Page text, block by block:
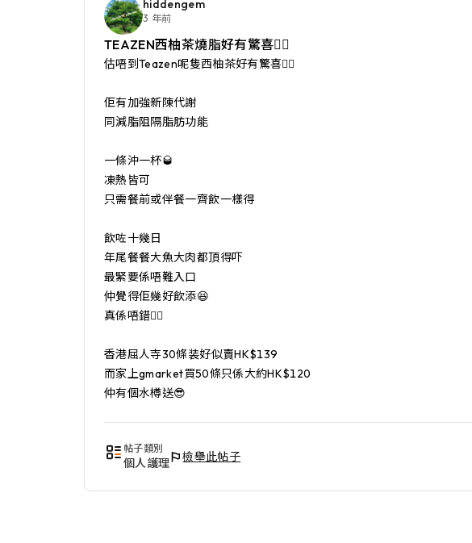
hiddengem
3 年前
TEAZEN西柚茶燒脂好有驚喜👍🏻
估唔到Teazen呢隻西柚茶好有驚喜👍🏻
佢有加強新陳代謝
同減脂阻隔脂肪功能
一條沖一杯🥃
凍熱皆可
只需餐前或伴餐一齊飲一樣得
飲咗十幾日
年尾餐餐大魚大肉都頂得吓
最緊要係唔難入口
仲覺得佢幾好飲添😆
真係唔錯👍🏻
香港屈人寺30條装好似賣HK$139
而家上gmarket買50條只係大約HK$120
仲有個水樽送😎
帖子類別
個人護理 檢舉此帖子